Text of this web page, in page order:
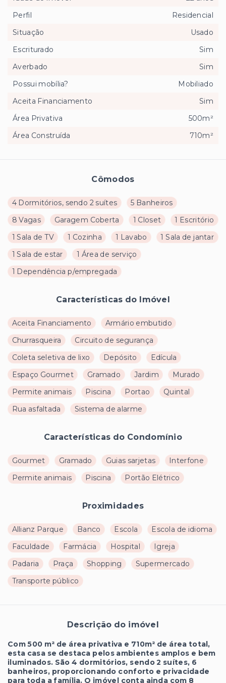
Cômodos
4 Dormitórios, sendo 2 suítes
5 Banheiros
8 Vagas
Garagem Coberta 1 Closet
1 Escritório
1 Sala de TV
1 Cozinha 1 Lavabo
1 Sala de jantar
1 Sala de estar
1 Área de serviço
1 Dependência p/empregada
Características do Imóvel
Aceita Financiamento
Armário embutido
Churrasqueira
Circuito de segurança
Coleta seletiva de lixo
Depósito
Edícula
Espaço Gourmet
Gramado Jardim
Murado
Permite animais
Piscina Portao
Quintal
Rua asfaltada
Sistema de alarme
Características do Condomínio
Gourmet Gramado Guias sarjetas
Interfone
Permite animais
Piscina Portão Elétrico
Proximidades
Allianz Parque Banco Escola
Escola de idioma
Faculdade
Farmácia Hospital
Igreja
Padaria
Praça Shopping
Supermercado
Transporte público
Descrição do imóvel
Com 500 m² de área privativa e 710m² de área total,
esta casa se destaca pelos ambientes amplos e bem
iluminados. São 4 dormitórios, sendo 2 suítes, 6
banheiros, proporcionando conforto e privacidade
para toda a família. O imóvel conta ainda com 8
Perfil
Residencial
Situação
Usado
Escriturado
Sim
Averbado
Sim
Possui mobília?
Mobiliado
Aceita Financiamento
Sim
Área Privativa
500m²
Área Construída
710m²